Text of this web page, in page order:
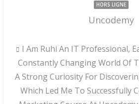
HORS LIGNE
Uncodemy
I Am Ruhi An IT Professional,
Constantly Changing World Of
A Strong Curiosity For
Which Led Me To Successfully